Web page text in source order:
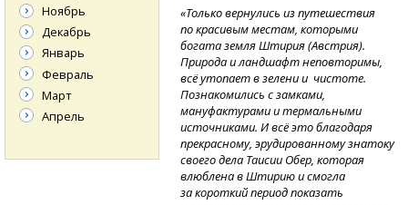
«Только вернулись из путешествия
по красивым местам, которыми
богата земля Штирия (Австрия).
Природа и ландшафт неповторимы,
всё утопает в зелени и чистоте.
Познакомились с замками,
мануфактурами и термальными
источниками. И всё это благодаря
прекрасному, эрудированному знатоку
своего дела Таисии Обер, которая
влюблена в Штирию и смогла
за короткий период показать
Ноябрь
Декабрь
Январь
Февраль
Март
Апрель